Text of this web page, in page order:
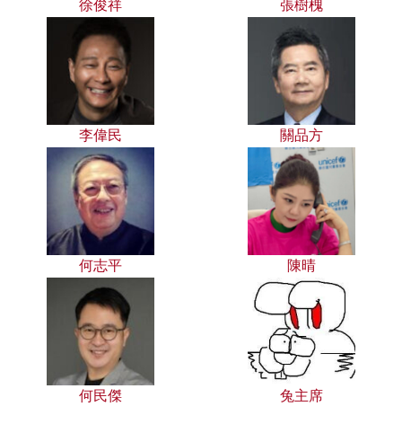
徐俊祥 張樹槐
李偉民 關品方
何志平 陳晴
何民傑 兔主席